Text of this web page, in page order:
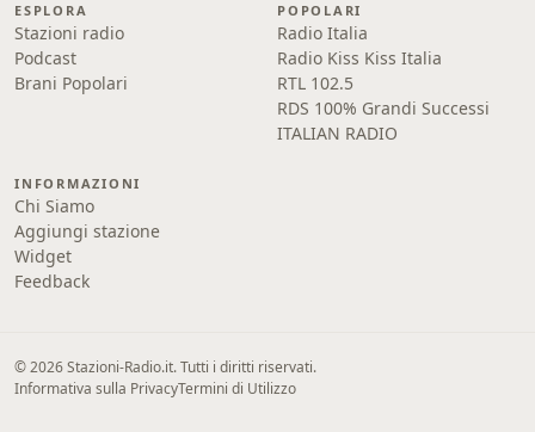
ESPLORA
Stazioni radio
Podcast
Brani Popolari
POPOLARI
Radio Italia
Radio Kiss Kiss Italia
RTL 102.5
RDS 100% Grandi Successi
ITALIAN RADIO
INFORMAZIONI
Chi Siamo
Aggiungi stazione
Widget
Feedback
© 2026 Stazioni-Radio.it. Tutti i diritti riservati.
Informativa sulla PrivacyTermini di Utilizzo